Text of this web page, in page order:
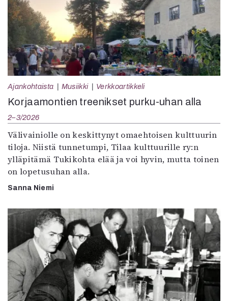
Ajankohtaista Musiikki Verkkoartikkeli
Korjaamontien treenikset purku-uhan alla
2–3/2026
Välivainiolle on keskittynyt omaehtoisen kulttuurin
tiloja. Niistä tunnetumpi, Tilaa kulttuurille ry:n
ylläpitämä Tukikohta elää ja voi hyvin, mutta toinen
on lopetusuhan alla.
Sanna Niemi